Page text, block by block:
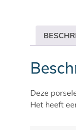
Deze
Het heeft